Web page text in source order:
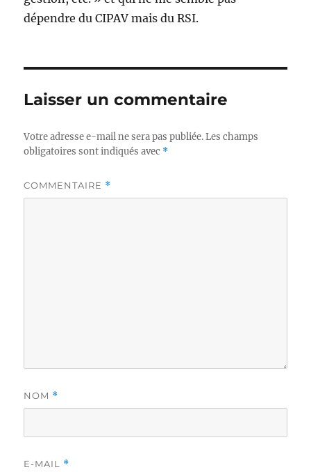
dépendre du CIPAV mais du RSI.
Laisser un commentaire
Votre adresse e-mail ne sera pas publiée. Les champs
obligatoires sont indiqués avec *
COMMENTAIRE *
NOM *
E-MAIL *